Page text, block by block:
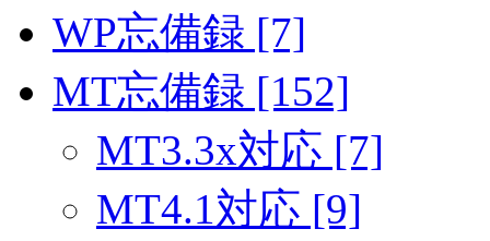
WP忘備録 [7]
MT忘備録 [152]
MT3.3x対応 [7]
MT4.1対応 [9]